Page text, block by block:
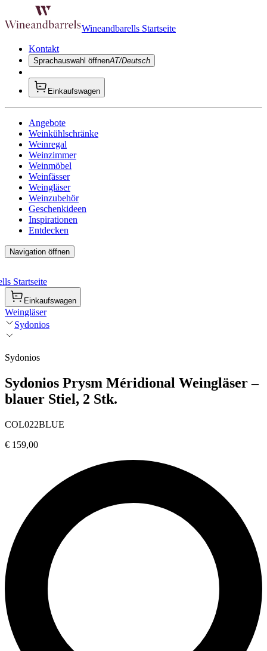
Wineandbarells Startseite
Kontakt
Sprachauswahl öffnenAT/Deutsch
Einkaufswagen
Angebote
Weinkühlschränke
Weinregal
Weinzimmer
Weinmöbel
Weinfässer
Weingläser
Weinzubehör
Geschenkideen
Inspirationen
Entdecken
Navigation öffnen
Startseite
Einkaufswagen
Weingläser
Sydonios
Sydonios
Sydonios Prysm Méridional Weingläser –
blauer Stiel, 2 Stk.
COL022BLUE
€ 159,00